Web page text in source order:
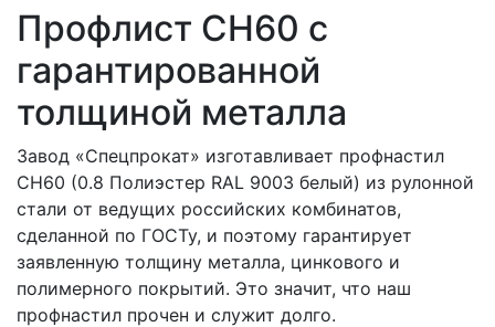
Профлист СН60 с
гарантированной
толщиной металла
Завод «Спецпрокат» изготавливает профнастил
СН60 (0.8 Полиэстер RAL 9003 белый) из рулонной
стали от ведущих российских комбинатов,
сделанной по ГОСТу, и поэтому гарантирует
заявленную толщину металла, цинкового и
полимерного покрытий. Это значит, что наш
профнастил прочен и служит долго.